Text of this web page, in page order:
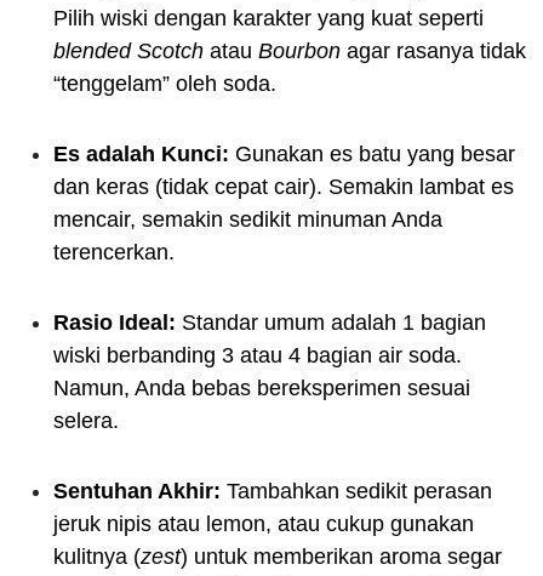
Pilih wiski dengan karakter yang kuat seperti
blended Scotch atau Bourbon agar rasanya tidak
“tenggelam” oleh soda.
Es adalah Kunci: Gunakan es batu yang besar
dan keras (tidak cepat cair). Semakin lambat es
mencair, semakin sedikit minuman Anda
terencerkan.
Rasio Ideal: Standar umum adalah 1 bagian
wiski berbanding 3 atau 4 bagian air soda.
Namun, Anda bebas bereksperimen sesuai
selera.
Sentuhan Akhir: Tambahkan sedikit perasan
jeruk nipis atau lemon, atau cukup gunakan
kulitnya (zest) untuk memberikan aroma segar